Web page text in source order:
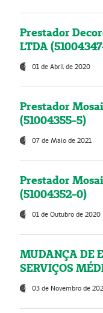
Prestador
LTDA
01 de Abril de 2020
Prestador
(51004355-5)
07 de Maio de 2021
Prestador
(51004352-0)
01 de Outubro de 2020
MUDANÇA DE
SERVIÇOS
03 de Novembro de